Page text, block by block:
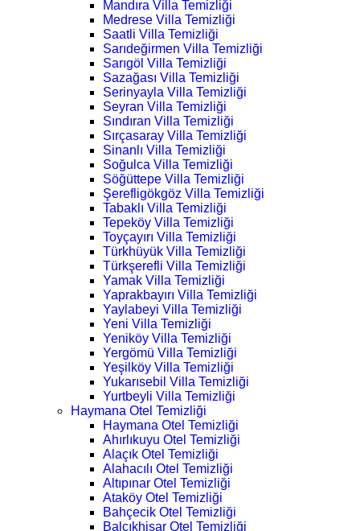
Mandıra Villa Temizliği
Medrese Villa Temizliği
Saatli Villa Temizliği
Sarıdeğirmen Villa Temizliği
Sarıgöl Villa Temizliği
Sazağası Villa Temizliği
Serinyayla Villa Temizliği
Seyran Villa Temizliği
Sındıran Villa Temizliği
Sırçasaray Villa Temizliği
Sinanlı Villa Temizliği
Soğulca Villa Temizliği
Söğüttepe Villa Temizliği
Şerefligökgöz Villa Temizliği
Tabaklı Villa Temizliği
Tepeköy Villa Temizliği
Toyçayırı Villa Temizliği
Türkhüyük Villa Temizliği
Türkşerefli Villa Temizliği
Yamak Villa Temizliği
Yaprakbayırı Villa Temizliği
Yaylabeyi Villa Temizliği
Yeni Villa Temizliği
Yeniköy Villa Temizliği
Yergömü Villa Temizliği
Yeşilköy Villa Temizliği
Yukarısebil Villa Temizliği
Yurtbeyli Villa Temizliği
Haymana Otel Temizliği
Haymana Otel Temizliği
Ahırlıkuyu Otel Temizliği
Alaçık Otel Temizliği
Alahacılı Otel Temizliği
Altıpınar Otel Temizliği
Ataköy Otel Temizliği
Bahçecik Otel Temizliği
Balçıkhisar Otel Temizliği